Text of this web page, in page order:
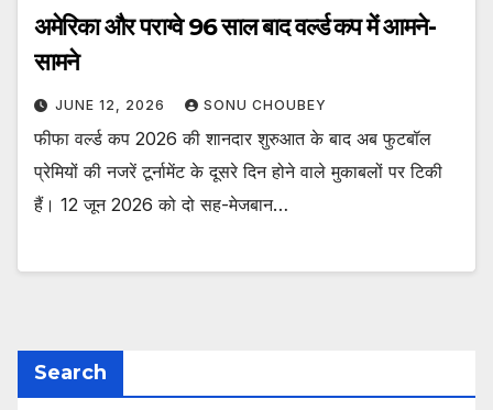
अमेरिका और पराग्वे 96 साल बाद वर्ल्ड कप में आमने-
सामने
JUNE 12, 2026 SONU CHOUBEY
फीफा वर्ल्ड कप 2026 की शानदार शुरुआत के बाद अब फुटबॉल
प्रेमियों की नजरें टूर्नामेंट के दूसरे दिन होने वाले मुकाबलों पर टिकी
हैं। 12 जून 2026 को दो सह-मेजबान…
Search